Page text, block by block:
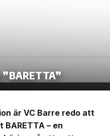
är VC Barre redo att
– en